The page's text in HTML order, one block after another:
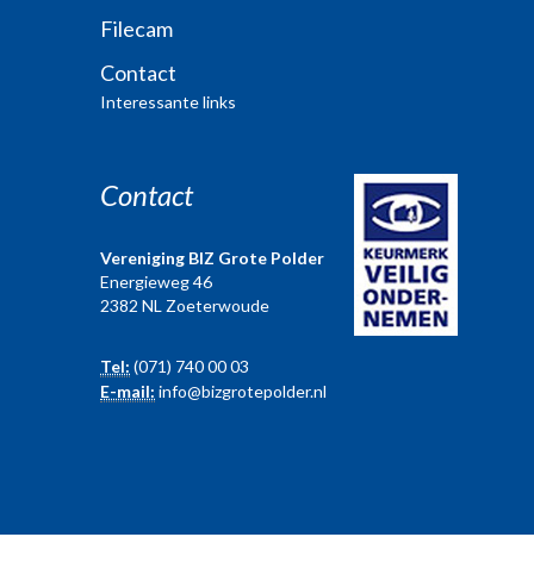
Filecam
Contact
Interessante links
Contact
Vereniging BIZ Grote Polder
Energieweg 46
2382 NL Zoeterwoude
Tel: (071) 740 00 03
E-mail: info@bizgrotepolder.nl